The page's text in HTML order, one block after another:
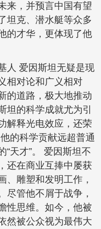
来，并预言中国有望
坦克、潜水艇等众多
的才华，更体现了他
人 爱因斯坦无疑是现
相对论和广义相对
的道路，极大地推动
坦的科学成就尤为引
解释光电效应，还荣
的科学贡献远超普通
“天才”。 爱因斯坦不
还在商业互捧中屡获
、雕塑和发明工作，
尽管他不屑于战争，
性思维。如今，他被
然被公众视为最伟大